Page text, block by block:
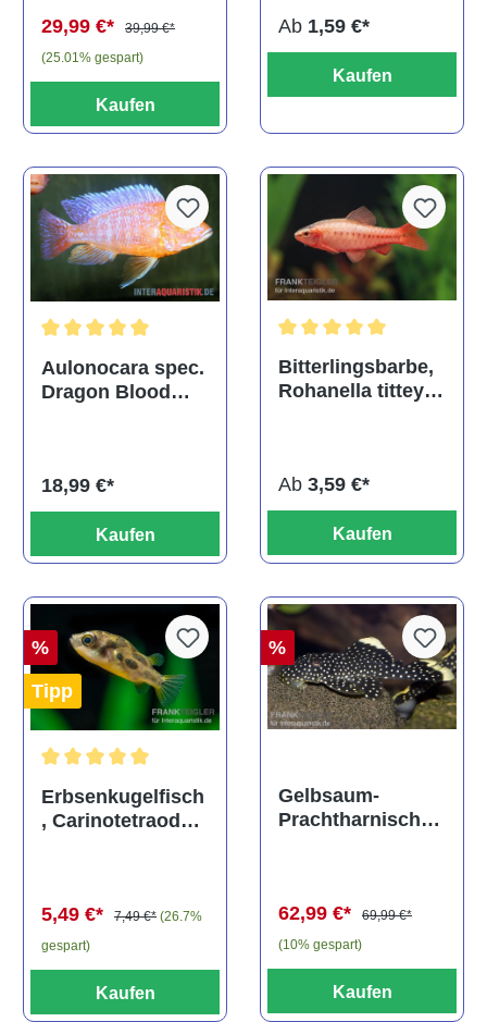
29,99 €*
39,99 €*
(25.01% gespart)
Kaufen
Ab 1,59 €*
Kaufen
Durchschnittliche Bewertung von 5 von 5 Sternen
Aulonocara spec.
Dragon Blood
18,99 €*
Kaufen
Bitterlingsbarbe,
Rohanella titteya,
Ab 3,59 €*
Kaufen
%
Tipp
Durchschnittliche Bewertung von 5 von 5 Sternen
Erbsenkugelfisch
, Carinotetraodon
5,49 €* 7,49 €* (26.7%
gespart)
Kaufen
%
Gelbsaum-
Prachtharnischw
62,99 €*
69,99 €*
(10% gespart)
Kaufen